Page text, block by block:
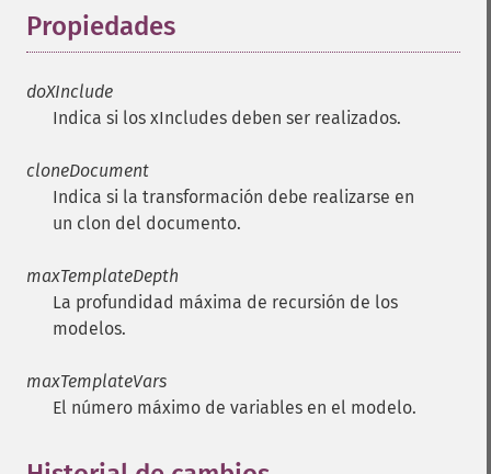
Propiedades
doXInclude
Indica si los xIncludes deben ser realizados.
cloneDocument
Indica si la transformación debe realizarse en
un clon del documento.
maxTemplateDepth
La profundidad máxima de recursión de los
modelos.
maxTemplateVars
El número máximo de variables en el modelo.